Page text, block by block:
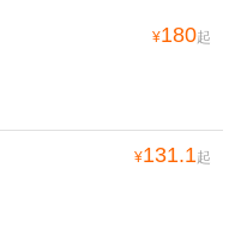
¥180起
¥131.1起